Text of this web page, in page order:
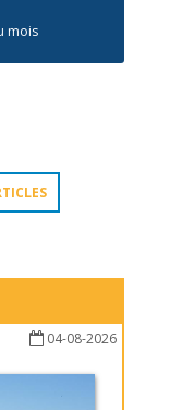
mois
04-08-2026